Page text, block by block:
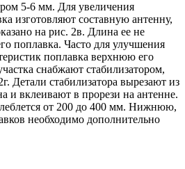
5-6 мм. Для увеличения
изготовляют составную антенну,
на рис. 2в. Длина ее не
поплавка. Часто для улучшения
поплавка верхнюю его
снабжают стабилизатором,
Детали стабилизатора вырезают из
и вклеивают в прорези на антенне.
от 200 до 400 мм. Нижнюю,
необходимо дополнительно